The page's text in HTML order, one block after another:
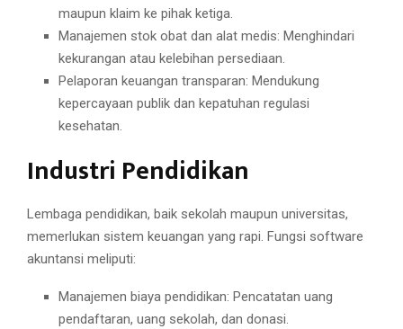
maupun klaim ke pihak ketiga.
Manajemen stok obat dan alat medis: Menghindari
kekurangan atau kelebihan persediaan.
Pelaporan keuangan transparan: Mendukung
kepercayaan publik dan kepatuhan regulasi
kesehatan.
Industri Pendidikan
Lembaga pendidikan, baik sekolah maupun universitas,
memerlukan sistem keuangan yang rapi. Fungsi software
akuntansi meliputi:
Manajemen biaya pendidikan: Pencatatan uang
pendaftaran, uang sekolah, dan donasi.